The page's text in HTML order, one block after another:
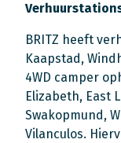
BRITZ heeft
Kaapstad,
4WD camper
Elizabeth, East
Swakopmund,
Vilanculos.